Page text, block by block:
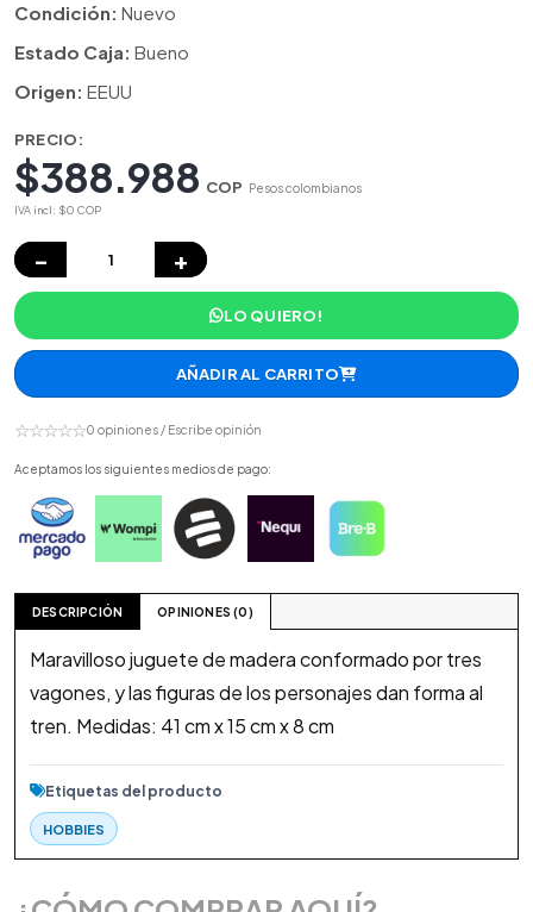
Condición: Nuevo
Estado Caja: Bueno
Origen: EEUU
PRECIO:
$388.988 COP Pesos colombianos
IVA incl: $0 COP
− +
LO QUIERO!
AÑADIR AL CARRITO
☆☆☆☆☆0 opiniones / Escribe opinión
Aceptamos los siguientes medios de pago:
DESCRIPCIÓN OPINIONES (0)
Maravilloso juguete de madera conformado por tres
vagones, y las figuras de los personajes dan forma al
tren. Medidas: 41 cm x 15 cm x 8 cm
Etiquetas del producto
HOBBIES